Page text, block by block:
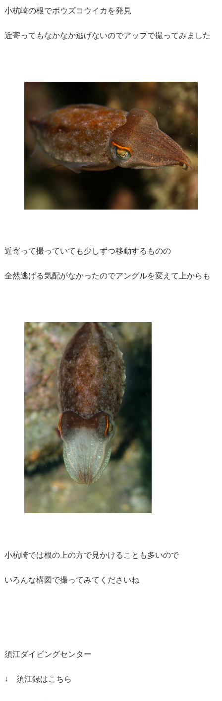
小杭崎の根でボウズコウイカを発見
近寄ってもなかなか逃げないのでアップで撮ってみました
近寄って撮っていても少しずつ移動するものの
全然逃げる気配がなかったのでアングルを変えて上からも
小杭崎では根の上の方で見かけることも多いので
いろんな構図で撮ってみてくださいね
須江ダイビングセンター
↓ 須江録はこちら